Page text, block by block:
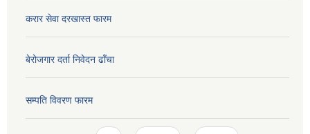
करार सेवा दरखास्त फारम
बेरोजगार दर्ता निवेदन ढाँचा
सम्पति विवरण फारम